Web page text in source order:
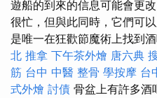
遊船的到來的信息可能會更
很忙，但與此同時，它們可
是唯一在狂歡節魔術上找到
北 推拿 下午茶外燴 唐六典
筋 台中 中醫 整骨 學按摩 台
式外燴 討債 骨盆上有許多酒